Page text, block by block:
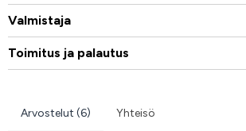
Valmistaja
Toimitus ja palautus
Arvostelut (6) Yhteisö